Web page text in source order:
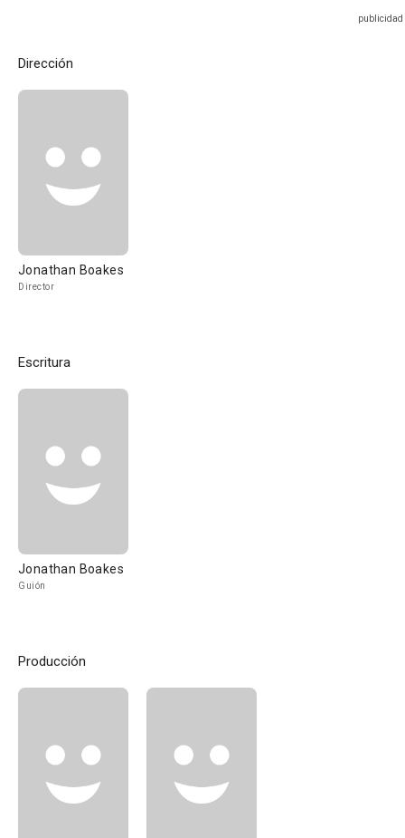
Dirección
Jonathan Boakes
Director
Escritura
Jonathan Boakes
Guión
Producción